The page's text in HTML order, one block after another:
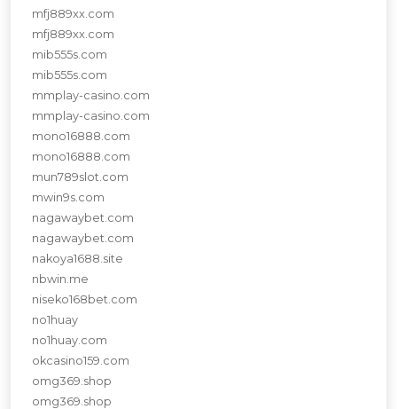
mfj889xx.com
mfj889xx.com
mib555s.com
mib555s.com
mmplay-casino.com
mmplay-casino.com
mono16888.com
mono16888.com
mun789slot.com
mwin9s.com
nagawaybet.com
nagawaybet.com
nakoya1688.site
nbwin.me
niseko168bet.com
no1huay
no1huay.com
okcasino159.com
omg369.shop
omg369.shop